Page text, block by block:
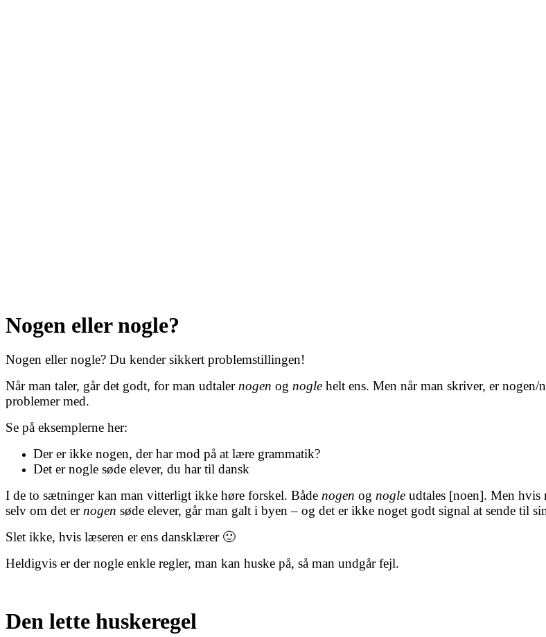
Nogen eller nogle?
Nogen eller nogle? Du kender sikkert problemstillingen!
Når man taler, går det godt, for man udtaler nogen og nogle helt ens. Men når man skriver, er nogen/
problemer med.
Se på eksemplerne her:
Der er ikke nogen, der har mod på at lære grammatik?
Det er nogle søde elever, du har til dansk
I de to sætninger kan man vitterligt ikke høre forskel. Både nogen og nogle udtales [noen]. Men hvis
selv om det er nogen søde elever, går man galt i byen – og det er ikke noget godt signal at sende til
Slet ikke, hvis læseren er ens dansklærer 🙂
Heldigvis er der nogle enkle regler, man kan huske på, så man undgår fejl.
Den lette huskeregel